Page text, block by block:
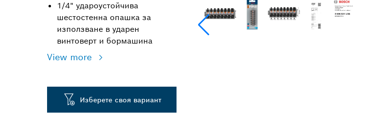
1/4" удароустойчива
шестостенна опашка за
използване в ударен
винтоверт и бормашина
View more
Изберете своя вариант